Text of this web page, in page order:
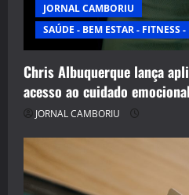
JORNAL CAMBORIU
SAÚDE - BEM ESTAR - FITNESS -
Chris Albuquerque lança
acesso ao cuidado
JORNAL CAMBORIU